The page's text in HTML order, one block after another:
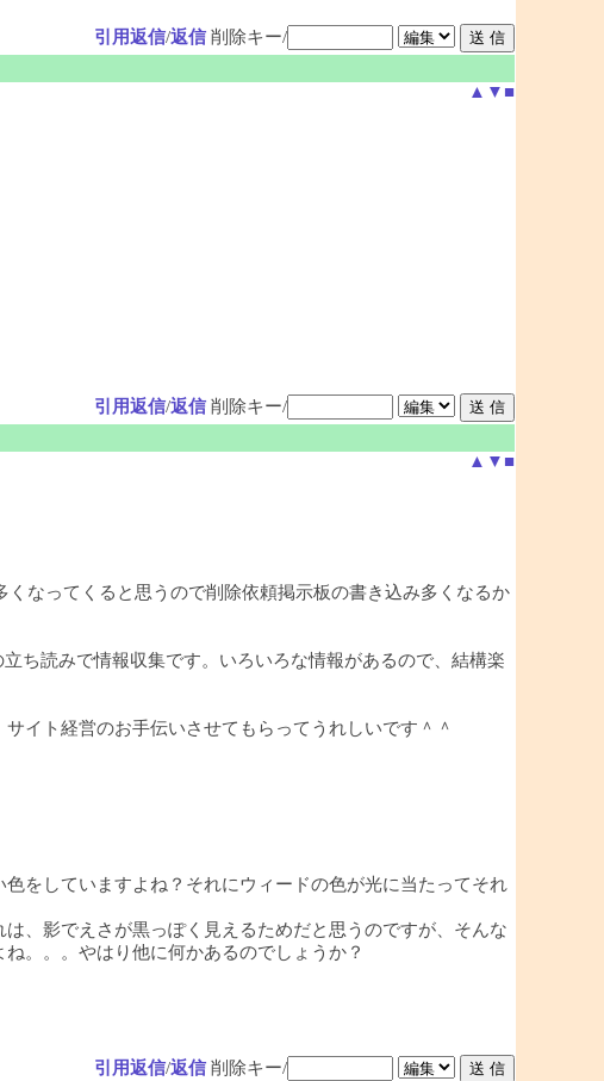
引用返信/返信 削除キー/
▲ ▼ ■
引用返信/返信 削除キー/
▲ ▼ ■
なってくると思うので削除依頼掲示板の書き込み多くなるか
ち読みで情報収集です。いろいろな情報があるので、結構楽
イト経営のお手伝いさせてもらってうれしいです＾＾
をしていますよね？それにウィードの色が光に当たってそれ
、影でえさが黒っぽく見えるためだと思うのですが、そんな
。。。やはり他に何かあるのでしょうか？
引用返信/返信 削除キー/